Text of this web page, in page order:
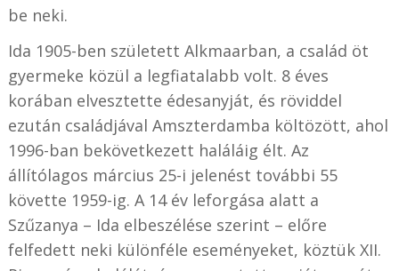
be neki.
Ida 1905-ben született Alkmaarban, a család öt
gyermeke közül a legfiatalabb volt. 8 éves
korában elvesztette édesanyját, és röviddel
ezután családjával Amszterdamba költözött, ahol
1996-ban bekövetkezett haláláig élt. Az
állítólagos március 25-i jelenést további 55
követte 1959-ig. A 14 év leforgása alatt a
Szűzanya – Ida elbeszélése szerint – előre
felfedett neki különféle eseményeket, köztük XII.